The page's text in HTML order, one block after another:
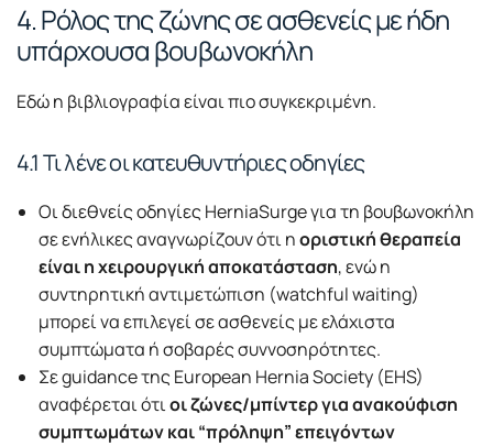
4. Ρόλος της ζώνης σε ασθενείς με ήδη
υπάρχουσα βουβωνοκήλη
Εδώ η βιβλιογραφία είναι πιο συγκεκριμένη.
4.1 Τι λένε οι κατευθυντήριες οδηγίες
Οι διεθνείς οδηγίες HerniaSurge για τη βουβωνοκήλη
σε ενήλικες αναγνωρίζουν ότι ηοριστική θεραπεία
είναι η χειρουργική αποκατάσταση, ενώ η
συντηρητική αντιμετώπιση (watchful waiting)
μπορεί να επιλεγεί σε ασθενείς με ελάχιστα
συμπτώματα ή σοβαρές συννοσηρότητες.
Σε guidance της European Hernia Society (EHS)
αναφέρεται ότιοι ζώνες/μπίντερ για ανακούφιση
συμπτωμάτων και “πρόληψη” επειγόντων